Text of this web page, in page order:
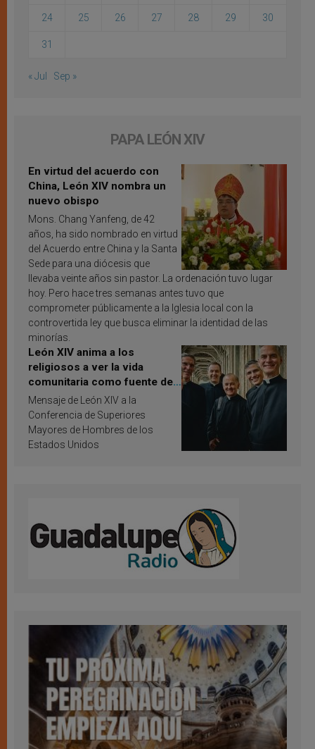
24 25 26 27 28 29 30
31
« Jul Sep »
PAPA LEÓN XIV
En virtud del acuerdo con
China, León XIV nombra un
nuevo obispo
Mons. Chang Yanfeng, de 42
años, ha sido nombrado en virtud
del Acuerdo entre China y la Santa
Sede para una diócesis que
llevaba veinte años sin pastor. La ordenación tuvo lugar
hoy. Pero hace tres semanas antes tuvo que
comprometer públicamente a la Iglesia local con la
controvertida ley que busca eliminar la identidad de las
minorías.
León XIV anima a los
religiosos a ver la vida
comunitaria como fuente de
inspiración y santificación
Mensaje de León XIV a la
Conferencia de Superiores
Mayores de Hombres de los
Estados Unidos